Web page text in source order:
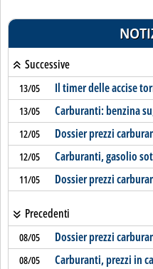
Successive
13/05 Il timer delle accise
13/05 Carburanti: benzina
12/05 Dossier prezzi
12/05 Carburanti, gasolio
11/05 Dossier prezzi
Precedenti
08/05 Dossier prezzi
08/05 Carburanti, prezzi in